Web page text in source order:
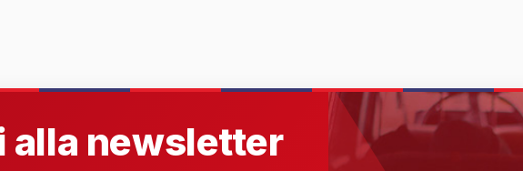
alla newsletter